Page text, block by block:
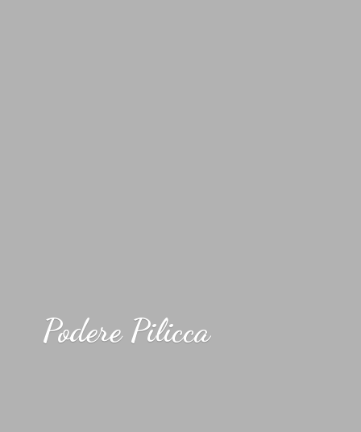
Podere Pilicca